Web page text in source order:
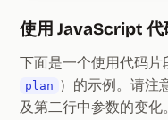
使用 JavaScript 代
下面是一个使用代码
plan ）的示例。请注
及第二行中参数的变化。